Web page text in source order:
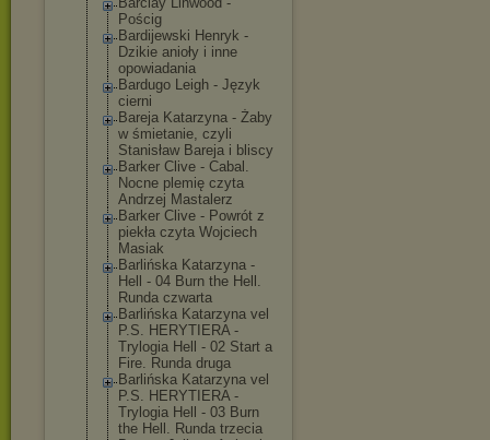
Pościg
Bardijewski Henryk -
Dzikie anioły i inne
opowiadania
Bardugo Leigh - Język
cierni
Bareja Katarzyna - Żaby
w śmietanie, czyli
Stanisław Bareja i bliscy
Barker Clive - Cabal.
Nocne plemię czyta
Andrzej Mastalerz
Barker Clive - Powrót z
piekła czyta Wojciech
Masiak
Barlińska Katarzyna -
Hell - 04 Burn the Hell.
Runda czwarta
Barlińska Katarzyna vel
P.S. HERYTIERA -
Trylogia Hell - 02 Start a
Fire. Runda druga
Barlińska Katarzyna vel
P.S. HERYTIERA -
Trylogia Hell - 03 Burn
the Hell. Runda trzecia